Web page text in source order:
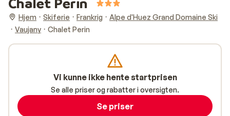
Hjem Skiferie Frankrig
Alpe d'Huez Grand Domaine Ski
Vaujany
Chalet Perin
Vi kunne ikke hente startprisen
Se alle priser og rabatter i oversigten.
Se priser